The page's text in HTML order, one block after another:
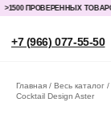
ПРОВЕРЕННЫХ ТОВАРОВ
Главная Весь каталог
Cocktail Design Aster